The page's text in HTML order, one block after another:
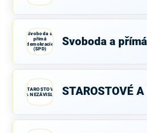
Svoboda a
přímá
demokracie
(SPD)
Svoboda a
STAROSTOVÉ
A NEZÁVISLÍ
STAROSTOVÉ